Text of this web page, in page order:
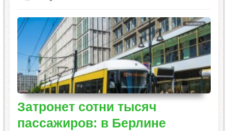
Затронет сотни тысяч
пассажиров: в Берлине